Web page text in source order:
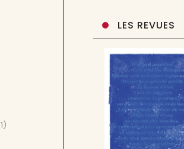
LES REVUES